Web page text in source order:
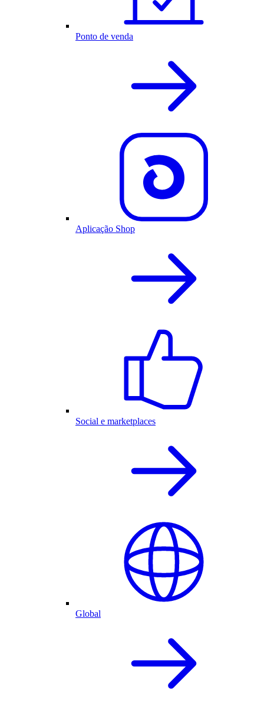
Ponto de venda
Aplicação Shop
Social e marketplaces
Global